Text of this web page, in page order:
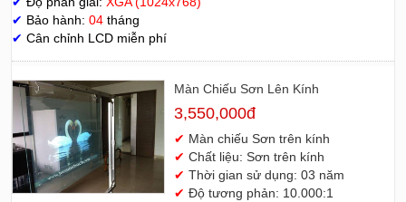
✔ Bảo hành: 04 tháng
✔ Cân chỉnh LCD miễn phí
Màn Chiếu Sơn Lên Kính
3,550,000đ
✔ Màn chiếu Sơn trên kính
✔ Chất liệu: Sơn trên kính
✔ Thời gian sử dụng: 03 năm
✔ Độ tương phản: 10.000:1